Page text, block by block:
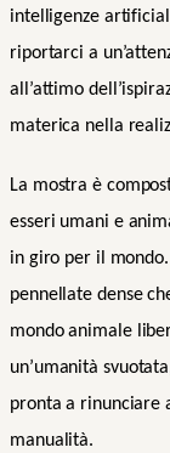
intelligenze
riportarci a
all’attimo
materica nella
La mostra è
esseri umani e
in giro per il
pennellate dense
mondo animale
un’umanità
pronta a rinunciare
manualità.